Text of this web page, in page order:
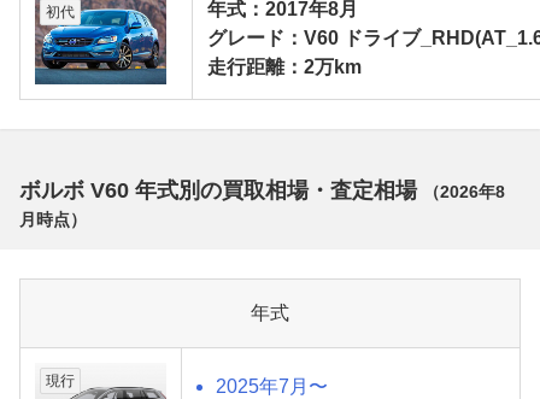
初代
年式：2017年8月
グレード：V60 ドライブ
走行距離：2万km
ボルボ V60 年式別の買取相場・査定相場 （2026年8
月 時点）
年式
現行 2025年7月〜